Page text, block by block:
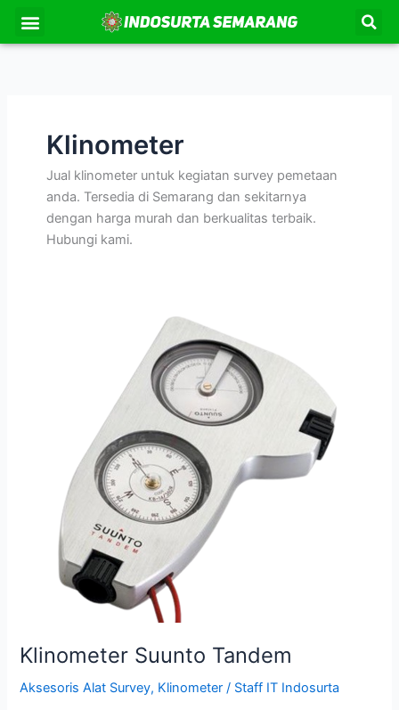
konten
Menu
Klinometer
Jual klinometer untuk kegiatan survey pemetaan
anda. Tersedia di Semarang dan sekitarnya
dengan harga murah dan berkualitas terbaik.
Hubungi kami.
Klinometer Suunto Tandem
Aksesoris Alat Survey, Klinometer / Staff IT Indosurta